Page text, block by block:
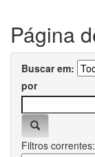
Página
Buscar em:
por
Filtros correntes: